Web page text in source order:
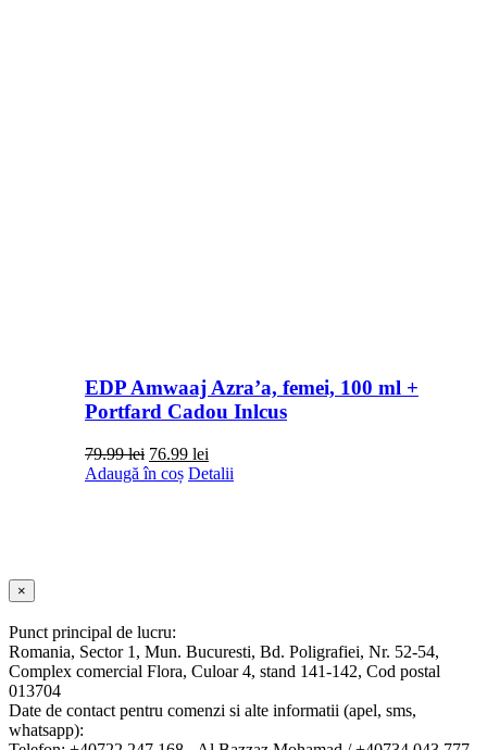
EDP Amwaaj Azra’a, femei, 100 ml +
Portfard Cadou Inlcus
79.99lei Prețul
inițial
76.99 leiPrețul
curent
Adaugă în coș Detalii
Close
product
view
×
Punct principal de lucru:
Romania, Sector 1, Mun. Bucuresti, Bd. Poligrafiei, Nr. 52-54,
Complex comercial Flora, Culoar 4, stand 141-142, Cod postal
013704
Date de contact pentru comenzi si alte informatii (apel, sms,
whatsapp):